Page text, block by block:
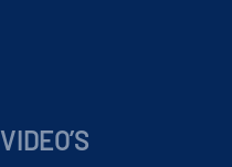
VIDEO’S